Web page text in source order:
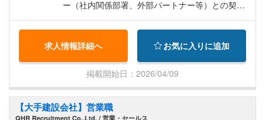
ー（社内関係部署、外部パートナー等）との契約
書レビューおよび管理 ・事業計画および収支モデ
ルの作成・更新（財務モデリング） ・プロジェク
トの進行管理および関係者との調整業務 ・社内ガ
バナンスおよびコンプライアンス体制の整備・運
用 ・経営層へのレポーティングおよび意思決定支
援 ・その他、事業運営に関わる管理業務全般
求人情報詳細へ お気に入りに追加
掲載開始日：2026/04/09
【大手建設会社】営業職
QHR Recruitment Co.,Ltd. / 営業・セールス